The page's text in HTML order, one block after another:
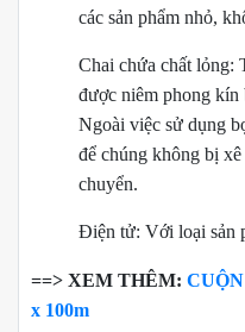
các sản phẩm nhỏ,
Chai chứa chất lỏng:
được niêm phong kín
Ngoài việc sử dụng
để chúng không bị
chuyển.
Điện tử: Với loại sản
==> XEM THÊM:
x 100m